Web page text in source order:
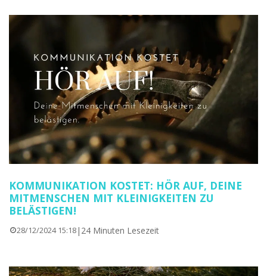
KOMMUNIKATION KOSTET: HÖR AUF, DEINE
MITMENSCHEN MIT KLEINIGKEITEN ZU
BELÄSTIGEN!
28/12/2024 15:18| 24 Minuten Lesezeit